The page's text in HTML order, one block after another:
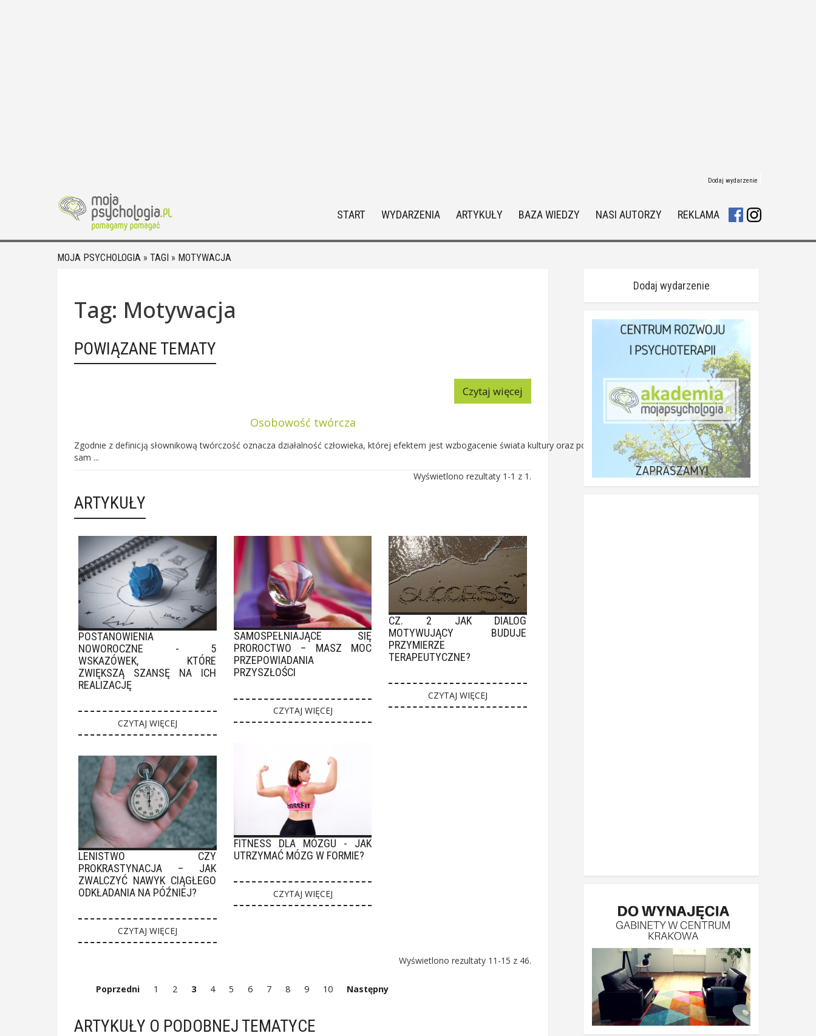
Dodaj wydarzenie
START WYDARZENIA ARTYKUŁY BAZA WIEDZY NASI AUTORZY REKLAMA
MOJA PSYCHOLOGIA » TAGI » MOTYWACJA
Tag: Motywacja
POWIĄZANE TEMATY
Czytaj więcej
Osobowość twórcza
Zgodnie z definicją słownikową twórczość oznacza działalność człowieka, której efektem jest wzbogacenie świata kultury oraz poznanie
sam ...
Wyświetlono rezultaty 1-1 z 1.
ARTYKUŁY
POSTANOWIENIA
NOWOROCZNE - 5
WSKAZÓWEK, KTÓRE
ZWIĘKSZĄ SZANSĘ NA ICH
REALIZACJĘ
CZYTAJ WIĘCEJ
LENISTWO CZY
PROKRASTYNACJA – JAK
ZWALCZYĆ NAWYK CIĄGŁEGO
ODKŁADANIA NA PÓŹNIEJ?
CZYTAJ WIĘCEJ
SAMOSPEŁNIAJĄCE SIĘ
PROROCTWO – MASZ MOC
PRZEPOWIADANIA
PRZYSZŁOŚCI
CZYTAJ WIĘCEJ
FITNESS DLA MÓZGU - JAK
UTRZYMAĆ MÓZG W FORMIE?
CZYTAJ WIĘCEJ
CZ. 2 JAK DIALOG
MOTYWUJĄCY BUDUJE
PRZYMIERZE
TERAPEUTYCZNE?
CZYTAJ WIĘCEJ
Wyświetlono rezultaty 11-15 z 46.
Poprzedni 1 2 3 4 5 6 7 8 9 10 Następny
ARTYKUŁY O PODOBNEJ TEMATYCE
Dodaj wydarzenie